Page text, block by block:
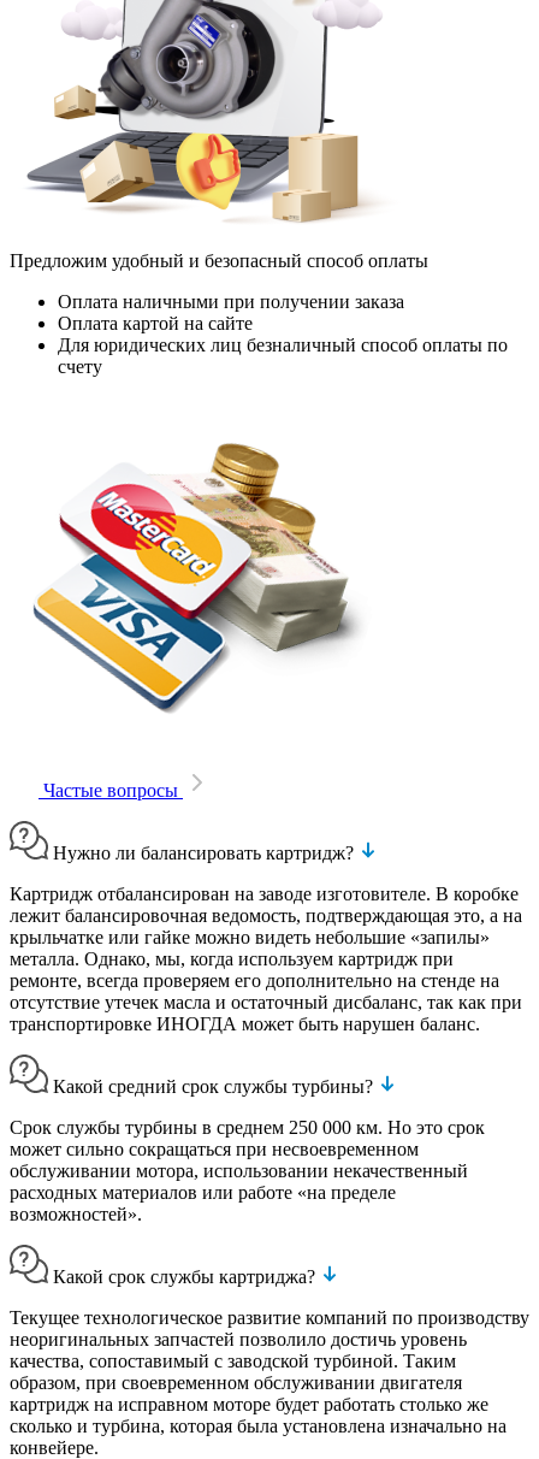
Предложим удобный и безопасный способ оплаты
Оплата наличными при получении заказа
Оплата картой на сайте
Для юридических лиц безналичный способ оплаты по
счету
Частые вопросы
Нужно ли балансировать картридж?
Картридж отбалансирован на заводе изготовителе. В коробке
лежит балансировочная ведомость, подтверждающая это, а на
крыльчатке или гайке можно видеть небольшие «запилы»
металла. Однако, мы, когда используем картридж при
ремонте, всегда проверяем его дополнительно на стенде на
отсутствие утечек масла и остаточный дисбаланс, так как при
транспортировке ИНОГДА может быть нарушен баланс.
Какой средний срок службы турбины?
Срок службы турбины в среднем 250 000 км. Но это срок
может сильно сокращаться при несвоевременном
обслуживании мотора, использовании некачественный
расходных материалов или работе «на пределе
возможностей».
Какой срок службы картриджа?
Текущее технологическое развитие компаний по производству
неоригинальных запчастей позволило достичь уровень
качества, сопоставимый с заводской турбиной. Таким
образом, при своевременном обслуживании двигателя
картридж на исправном моторе будет работать столько же
сколько и турбина, которая была установлена изначально на
конвейере.